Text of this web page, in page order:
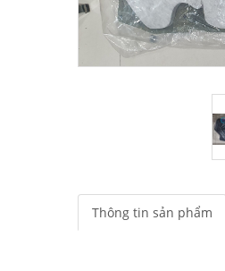
Thông tin sản phẩm